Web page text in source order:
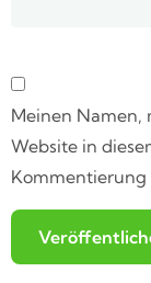
Meinen Namen,
Website in
Kommentierung